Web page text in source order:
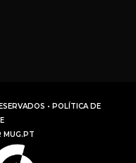
• POLÍTICA DE
MUG.PT